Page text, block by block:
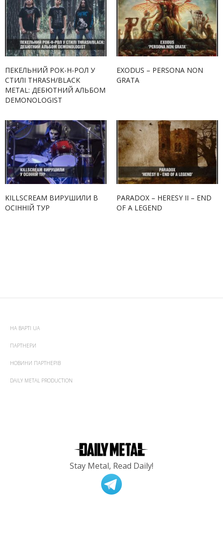
ПЕКЕЛЬНИЙ РОК-Н-РОЛ У
СТИЛІ THRASH/BLACK
METAL: ДЕБЮТНИЙ АЛЬБОМ
DEMONOLOGIST
EXODUS – PERSONA NON
GRATA
KILLSCREAM ВИРУШИЛИ В
ОСІННІЙ ТУР
PARADOX – HERESY II – END
OF A LEGEND
НА ВАРТІ UA
ПАРТНЕРИ
НОВИНИ ПАРТНЕРІВ
DAILY METAL PRODUCTION
Stay Metal, Read Daily!